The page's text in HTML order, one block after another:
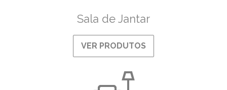
Sala de Jantar
VER PRODUTOS